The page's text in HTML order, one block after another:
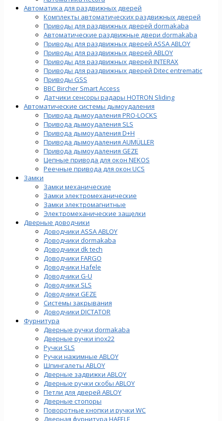
Автоматика для раздвижных дверей
Комплекты автоматических раздвижных дверей
Приводы для раздвижных дверей dormakaba
Автоматические раздвижные двери dormakaba
Приводы для раздвижных дверей ASSA ABLOY
Приводы для раздвижных дверей ABLOY
Приводы для раздвижных дверей INTERAX
Приводы для раздвижных дверей Ditec entrematic
Приводы GSS
BBC Bircher Smart Access
Датчики сенсоры радары HOTRON Sliding
Автоматические системы дымоудаления
Привода дымоудаления PRO-LOCKS
Привода дымоудаления SLS
Привода дымоудаления D+H
Привода дымоудаления AUMÜLLER
Привода дымоудаления GEZE
Цепные привода для окон NEKOS
Реечные привода для окон UСS
Замки
Замки механические
Замки электромеханические
Замки электромагнитные
Электромеханические защелки
Дверные доводчики
Доводчики ASSA ABLOY
Доводчики dormakaba
Доводчики dk tech
Доводчики FARGO
Доводчики Hafele
Доводчики G-U
Доводчики SLS
Доводчики GEZE
Cистемы закрывания
Доводчики DICTATOR
Фурнитура
Дверные ручки dormakaba
Дверные ручки inox22
Ручки SLS
Ручки нажимные ABLOY
Шпингалеты ABLOY
Дверные задвижки ABLOY
Дверные ручки скобы ABLOY
Петли для дверей ABLOY
Дверные стопоры
Поворотные кнопки и ручки WC
Дверная фурнитура HAFELE